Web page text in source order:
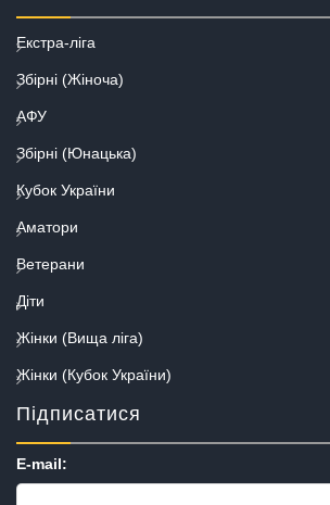
Екстра-ліга
Збірні (Жіноча)
АФУ
Збірні (Юнацька)
Кубок України
Аматори
Ветерани
Діти
Жінки (Вища ліга)
Жінки (Кубок України)
Підписатися
E-mail: